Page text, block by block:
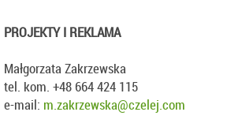
PROJEKTY I REKLAMA
Małgorzata Zakrzewska
tel. kom. +48 664 424 115
e-mail: m.zakrzewska@czelej.com